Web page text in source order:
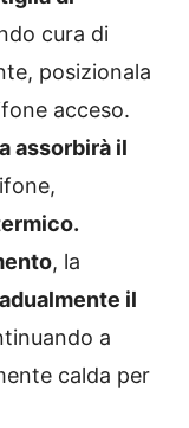
cura di
posizionala
acceso.
a assorbirà il
, la
il
a
calda per